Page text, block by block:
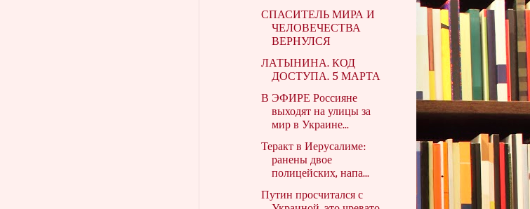
СПАСИТЕЛЬ МИРА И
ЧЕЛОВЕЧЕСТВА
ВЕРНУЛСЯ
ЛАТЫНИНА. КОД
ДОСТУПА. 5 МАРТА
В ЭФИРЕ Россияне
выходят на улицы за
мир в Украине...
Теракт в Иерусалиме:
ранены двое
полицейских, напа...
Путин просчитался с